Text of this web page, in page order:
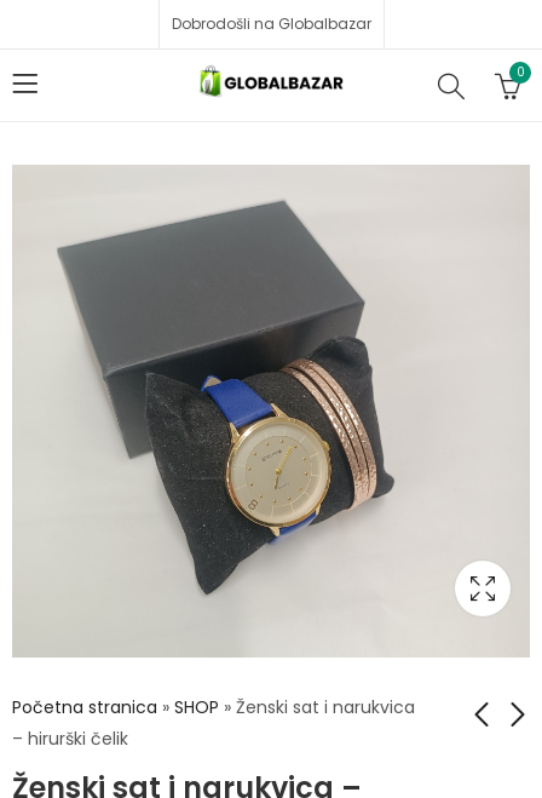
Dobrodošli na Globalbazar
0
Početna stranica » SHOP » Ženski sat i narukvica
– hirurški čelik
Ženski sat i narukvica –Muški sat i narukvica